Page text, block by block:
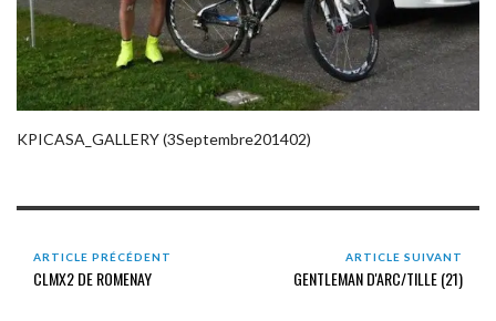
KPICASA_GALLERY (3Septembre201402)
ARTICLE PRÉCÉDENT
CLMX2 DE ROMENAY
ARTICLE SUIVANT
GENTLEMAN D'ARC/TILLE (21)